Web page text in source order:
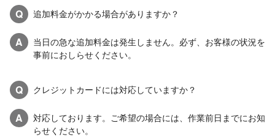
Q
追加料金がかかる場合がありますか？
A
当日の急な追加料金は発生しません。必ず、お客様の状況を
事前におしらせください。
Q クレジットカードには対応していますか？
A
対応しております。ご希望の場合には、作業前日までにお知
らせください。